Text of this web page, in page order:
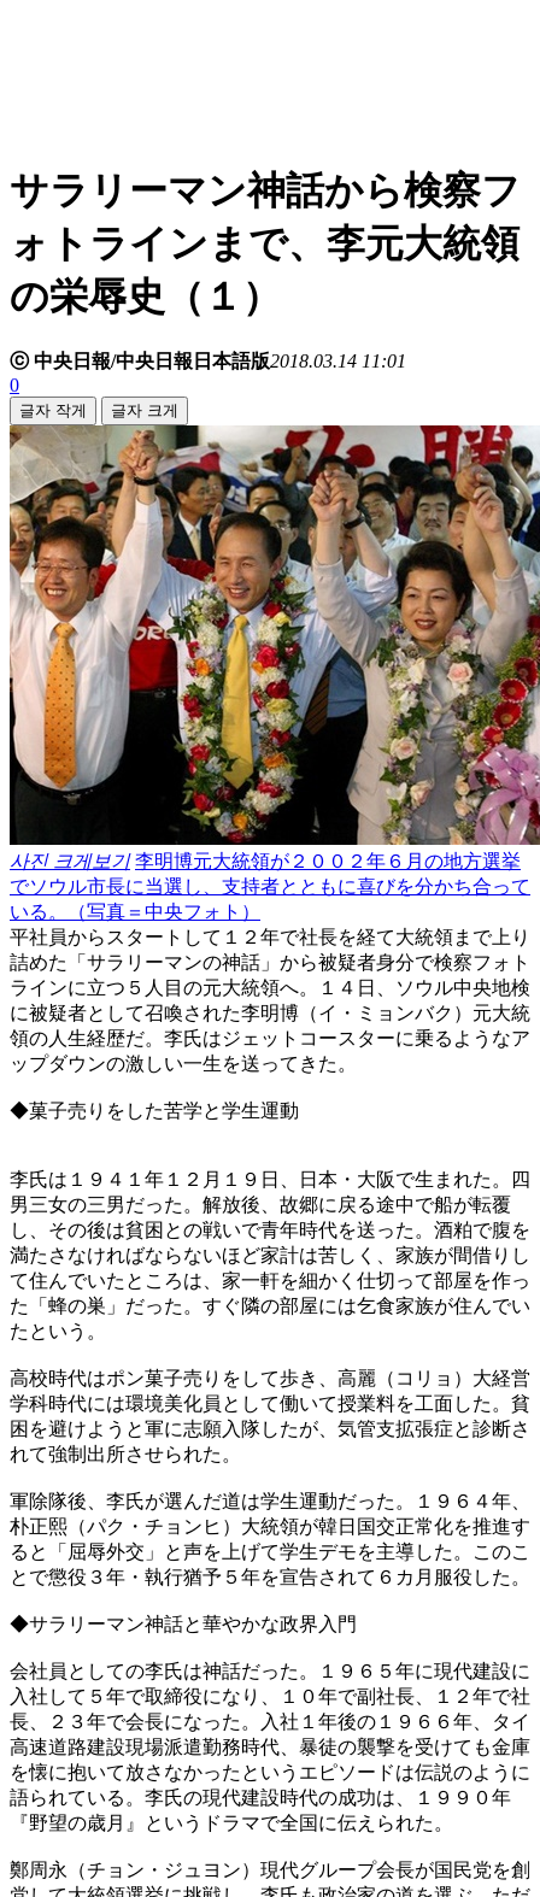
サラリーマン神話から検察フ
ォトラインまで、李元大統領
の栄辱史（１）
ⓒ 中央日報/中央日報日本語版2018.03.14 11:01
0
글자 작게 글자 크게
사진 크게보기 李明博元大統領が２００２年６月の地方選挙
でソウル市長に当選し、支持者とともに喜びを分かち合って
いる。（写真＝中央フォト）
平社員からスタートして１２年で社長を経て大統領まで上り
詰めた「サラリーマンの神話」から被疑者身分で検察フォト
ラインに立つ５人目の元大統領へ。１４日、ソウル中央地検
に被疑者として召喚された李明博（イ・ミョンバク）元大統
領の人生経歴だ。李氏はジェットコースターに乗るようなア
ップダウンの激しい一生を送ってきた。
◆菓子売りをした苦学と学生運動
李氏は１９４１年１２月１９日、日本・大阪で生まれた。四
男三女の三男だった。解放後、故郷に戻る途中で船が転覆
し、その後は貧困との戦いで青年時代を送った。酒粕で腹を
満たさなければならないほど家計は苦しく、家族が間借りし
て住んでいたところは、家一軒を細かく仕切って部屋を作っ
た「蜂の巣」だった。すぐ隣の部屋には乞食家族が住んでい
たという。
高校時代はポン菓子売りをして歩き、高麗（コリョ）大経営
学科時代には環境美化員として働いて授業料を工面した。貧
困を避けようと軍に志願入隊したが、気管支拡張症と診断さ
れて強制出所させられた。
軍除隊後、李氏が選んだ道は学生運動だった。１９６４年、
朴正熙（パク・チョンヒ）大統領が韓日国交正常化を推進す
ると「屈辱外交」と声を上げて学生デモを主導した。このこ
とで懲役３年・執行猶予５年を宣告されて６カ月服役した。
◆サラリーマン神話と華やかな政界入門
会社員としての李氏は神話だった。１９６５年に現代建設に
入社して５年で取締役になり、１０年で副社長、１２年で社
長、２３年で会長になった。入社１年後の１９６６年、タイ
高速道路建設現場派遣勤務時代、暴徒の襲撃を受けても金庫
を懐に抱いて放さなかったというエピソードは伝説のように
語られている。李氏の現代建設時代の成功は、１９９０年
『野望の歳月』というドラマで全国に伝えられた。
鄭周永（チョン・ジュヨン）現代グループ会長が国民党を創